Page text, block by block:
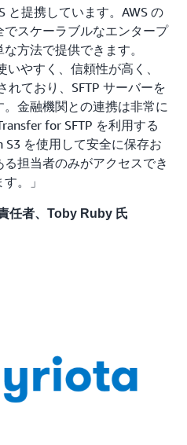
と提携しています。AWS の
スケーラブルなエンタープ
方法で提供できます。
いやすく、信頼性が高く、
れており、SFTP サーバーを
金融機関との連携は非常に
for SFTP を利用する
S3 を使用して安全に保存お
担当者のみがアクセスでき
。」
任者、Toby Ruby 氏